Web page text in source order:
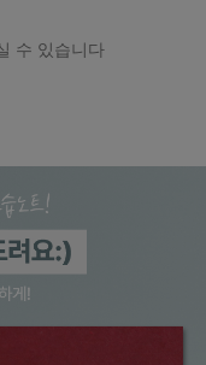
수 있습니다